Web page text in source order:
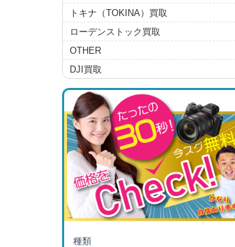
トキナ（TOKINA）買取
ローデンストック買取
OTHER
DJI買取
種類